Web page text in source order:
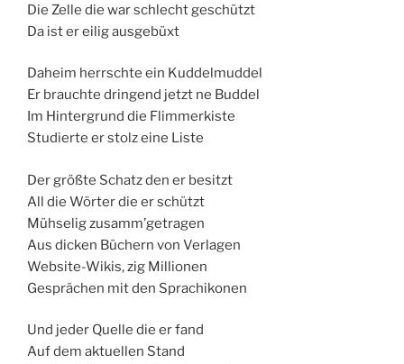
Die Zelle die war schlecht geschützt
Da ist er eilig ausgebüxt
Daheim herrschte ein Kuddelmuddel
Er brauchte dringend jetzt ne Buddel
Im Hintergrund die Flimmerkiste
Studierte er stolz eine Liste
Der größte Schatz den er besitzt
All die Wörter die er schützt
Mühselig zusamm’getragen
Aus dicken Büchern von Verlagen
Website-Wikis, zig Millionen
Gesprächen mit den Sprachikonen
Und jeder Quelle die er fand
Auf dem aktuellen Stand